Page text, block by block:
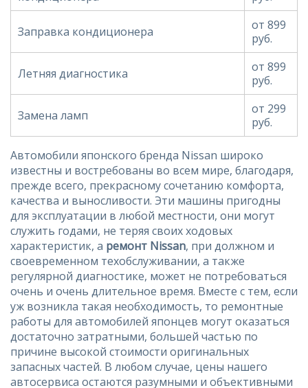
Заправка кондиционера
от 899
руб.
Летняя диагностика
от 899
руб.
Замена ламп
от 299
руб.
Автомобили японского бренда Nissan широко
известны и востребованы во всем мире, благодаря,
прежде всего, прекрасному сочетанию комфорта,
качества и выносливости. Эти машины пригодны
для эксплуатации в любой местности, они могут
служить годами, не теряя своих ходовых
характеристик, а ремонт Nissan, при должном и
своевременном техобслуживании, а также
регулярной диагностике, может не потребоваться
очень и очень длительное время. Вместе с тем, если
уж возникла такая необходимость, то ремонтные
работы для автомобилей японцев могут оказаться
достаточно затратными, большей частью по
причине высокой стоимости оригинальных
запасных частей. В любом случае, цены нашего
автосервиса остаются разумными и объективными